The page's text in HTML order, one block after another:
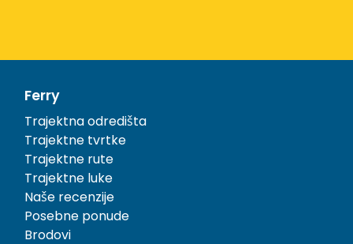
Ferry
Trajektna odredišta
Trajektne tvrtke
Trajektne rute
Trajektne luke
Naše recenzije
Posebne ponude
Brodovi